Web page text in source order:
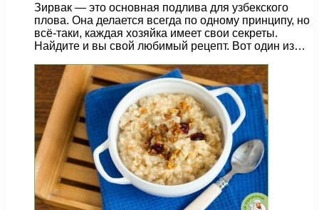
Зирвак — это основная подлива для узбекского
плова. Она делается всегда по одному принципу, но
всё-таки, каждая хозяйка имеет свои секреты.
Найдите и вы свой любимый рецепт. Вот один из…